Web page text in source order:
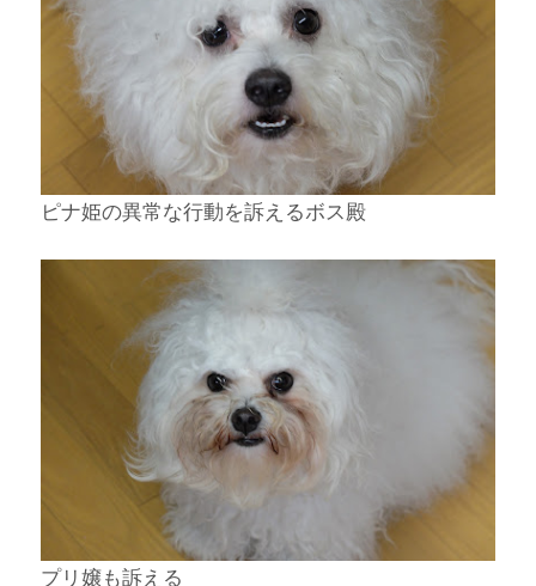
ピナ姫の異常な行動を訴えるボス殿
プリ嬢も訴える